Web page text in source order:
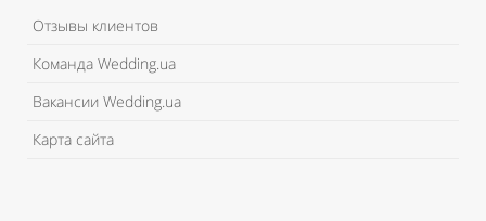
Отзывы клиентов
Команда Wedding.ua
Вакансии Wedding.ua
Карта сайта